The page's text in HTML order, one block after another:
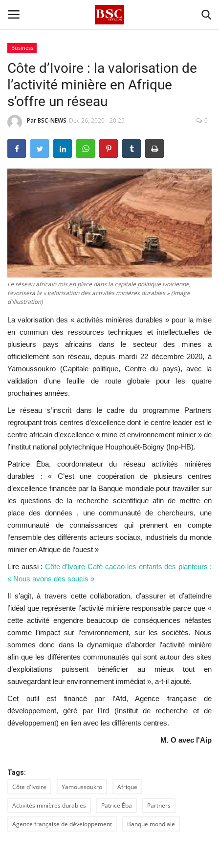
Accueil
Contact
A propos
Signature
Témoignage
Business
Culture
Vidéos
Sublimes cerveaux
Sport
Autr'Actu
Business
Côte d’Ivoire : la valorisation de
l’activité minière en Afrique
s’offre un réseau
Par BSC-NEWS Dec 26, 2020 - 20:25 0
Le réseau africain mis en place dans la capitale politique ivoirienne,
favorisera la « valorisation des activités minières durables.» (Image
d'illustration)
La valorisation des « activités minières durables » pour la mise
en commun des ressources techniques et intellectuelles de
plusieurs pays africains dans le secteur des mines a
officiellement son réseau, depuis mardi 22 décembre 2020, à
Yamoussoukro (Capitale politique, Centre du pays), avec la
validation d'une feuille de route globale pour les quatre
prochaines années.
Le réseau s’inscrit dans le cadre du programme Partners
regroupant trois centres d’excellence dont le centre leader est le
centre africain d’excellence « mine et environnement minier » de
l’institut national polytechnique Houphouët-Boigny (Inp-HB).
Patrice Éba, coordonnateur du réseau activités minières
durables : « C’est une coopération de plusieurs centres
d’excellence financée par la Banque mondiale pour travailler sur
les questions de la recherche scientifique afin de mettre en
place des données , une communauté de chercheurs, une
communauté de connaissances qui prennent en compte
l’ensemble des différents acteurs sociaux, industriels du monde
minier en Afrique de l’ouest »
Lire aussi : Côte d’Ivoire-Café-cacao-les enfants des planteurs :
« Nous avons des soucis »
Il s’agit, à travers cette collaboration, d’assurer et d’atteindre
l’idéal que représente l’activité minière responsable parce que «
cette activité engendre beaucoup de conséquences néfastes
comme l’impact sur l’environnement, sur les sociétés. Nous
sommes donc dans la dynamique d’aborder l’activité minière
afin que les différentes communautés qui sont autour des sites
d’exploitations puissent bénéficier au mieux tout en
sauvegardant leur environnement immédiat », a-t-il ajouté.
Cet outil est financé par l’Afd, Agence française de
développement, géré par l’Ird (Institut de recherche et de
développement) en lien avec les différents centres.
M. O avec l'Aip
Tags:
Côte d'Ivoire Yamoussoukro Afrique
Activités minières durables Patrice Éba Partners
Agence française de développement Banque mondiale